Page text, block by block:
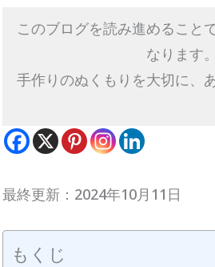
このブログを読み進めること
なります
手作りのぬくもりを大切に、
最終更新：2024年10月11日
もくじ